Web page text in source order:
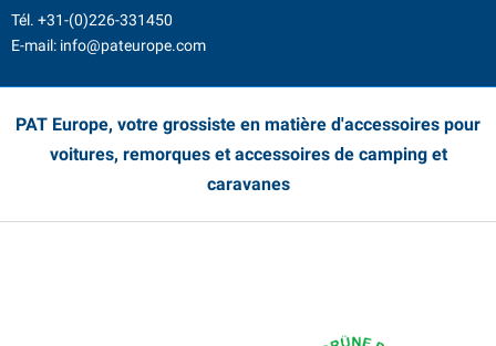
Tél. +31-(0)226-331450
E-mail: info@pateurope.com
PAT Europe, votre grossiste en matière d'accessoires pour
voitures, remorques et accessoires de camping et
caravanes